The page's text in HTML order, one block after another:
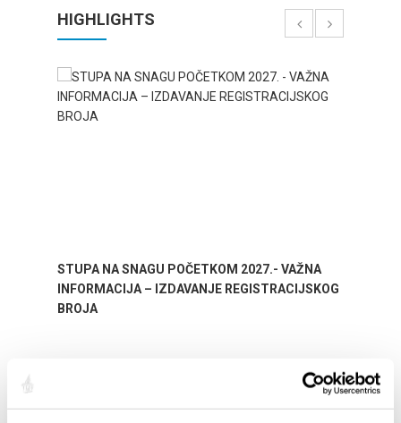
HIGHLIGHTS
STUPA NA SNAGU POČETKOM 2027.- VAŽNA
INFORMACIJA – IZDAVANJE REGISTRACIJSKOG
BROJA